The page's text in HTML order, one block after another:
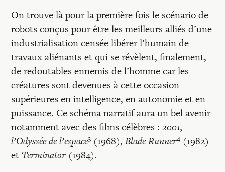
On trouve là pour la première fois le scénario de
robots conçus pour être les meilleurs alliés d’une
industrialisation censée libérer l’humain de
travaux aliénants et qui se révèlent, finalement,
de redoutables ennemis de l’homme car les
créatures sont devenues à cette occasion
supérieures en intelligence, en autonomie et en
puissance. Ce schéma narratif aura un bel avenir
notamment avec des films célèbres :2001,
l’Odyssée de l’espace3 (1968),Blade Runner4 (1982)
et Terminator(1984).